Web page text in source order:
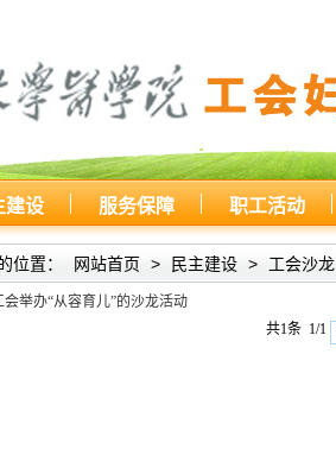
建设 服务保障 职工活动
会举办“从容育儿”的沙龙活动
共1条 1/1
位置： 网站首页 > 民主建设 > 工会沙龙